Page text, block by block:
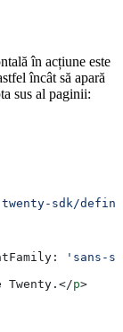
în acțiune este
încât să apară
sus al paginii:
sdk/
'sans-
Twenty. </p>